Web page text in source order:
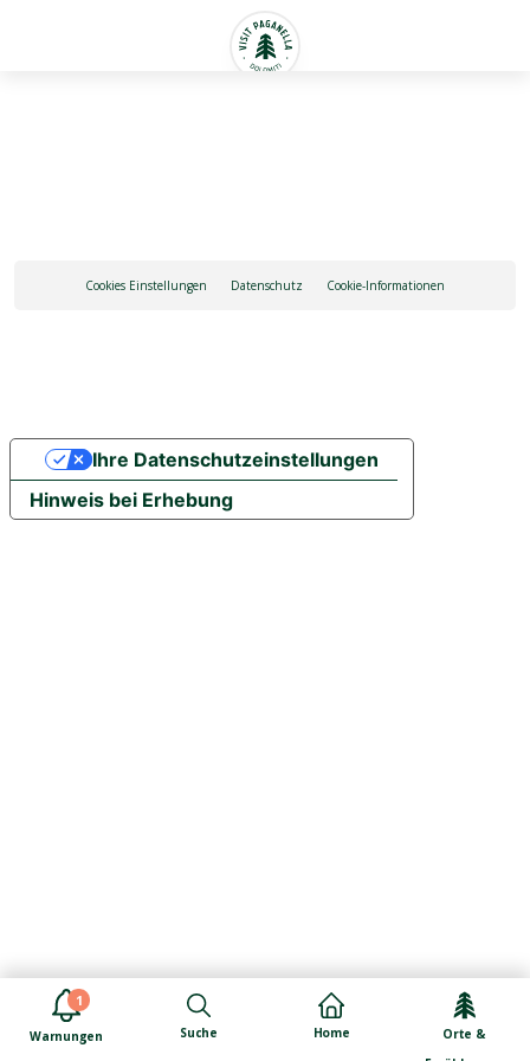
1
Warnungen Suche Home
Orte &
Cookies Einstellungen Datenschutz Cookie-Informationen
Hinweis bei Erhebung
Ihre Datenschutzeinstellungen